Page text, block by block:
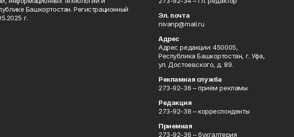
Башкортостан. Регистрационный
г.
Эл. почта
nivanp@mail.ru
Адрес
Адрес редакции: 450005,
Республика Башкортостан, г. Уфа,
ул. Достоевского, д. 89.
Рекламная служба
273-92-36 – приём рекламы
Редакция
273-92-38 – корреспонденты
Приемная
273-92-36 – бухгалтерия